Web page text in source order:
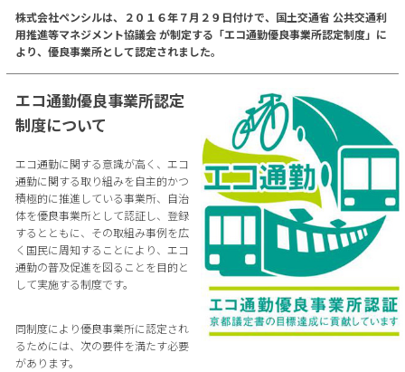
株式会社ペンシルは、２０１６年７月２９日付けで、国土交通省 公共交通利
用推進等マネジメント協議会 が制定する「エコ通勤優良事業所認定制度」に
より、優良事業所として認定されました。
エコ通勤優良事業所認定
制度について
エコ通勤に関する意識が高く、エコ
通勤に関する取り組みを自主的かつ
積極的に推進している事業所、自治
体を優良事業所として認証し、登録
するとともに、その取組み事例を広
く国民に周知することにより、エコ
通勤の普及促進を図ることを目的と
して実施する制度です。
同制度により優良事業所に認定され
るためには、次の要件を満たす必要
があります。